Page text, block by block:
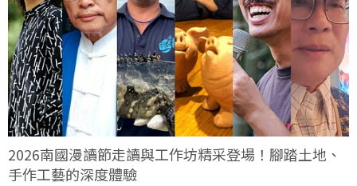
2026南國漫讀節走讀與工作坊精采登場！腳踏土地、
手作工藝的深度體驗